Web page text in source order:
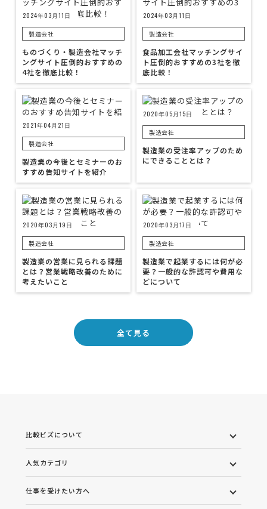
2024年03月11日
製造会社
ものづくり・製造会社マッチ
ングサイト圧倒的おすすめの
4社を徹底比較！
2024年03月11日
製造会社
食品加工会社マッチングサイ
ト圧倒的おすすめの3社を徹
底比較！
2021年04月21日
製造会社
製造業の今後とセミナーのお
すすめ告知サイトを紹介
2020年05月15日
製造会社
製造業の受注率アップのため
にできることとは？
2020年03月19日
製造会社
製造業の営業に見られる課題
とは？営業戦略改善のために
考えたいこと
2020年03月17日
製造会社
製造業で起業するには何が必
要？一般的な許認可や費用な
どについて
全て見る
比較ビズについて
人気カテゴリ
仕事を受けたい方へ